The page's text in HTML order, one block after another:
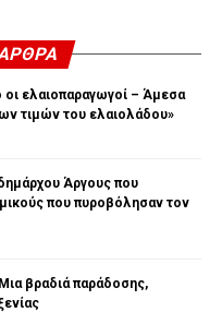
ελαιοπαραγωγοί – Άμεσα
τιμών του ελαιολάδου»
Άργους που
που πυροβόλησαν τον
βραδιά παράδοσης,